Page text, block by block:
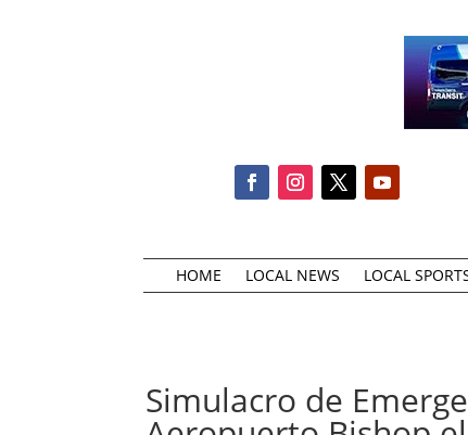
HOME LOCAL NEWS LOCAL
Simulacro de